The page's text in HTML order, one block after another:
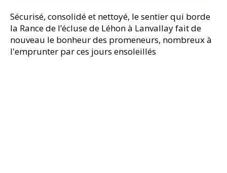
Sécurisé, consolidé et nettoyé, le sentier qui borde
la Rance de l’écluse de Léhon à Lanvallay fait de
nouveau le bonheur des promeneurs, nombreux à
l'emprunter par ces jours ensoleillés